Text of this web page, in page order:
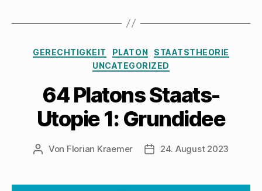
Kategorien
GERECHTIGKEIT PLATON
STAATSTHEORIE
UNCATEGORIZED
64 Platons Staats-
Utopie 1: Grundidee
Beitragsautor
Von Florian Kraemer Veröffentlichungsdatum
24. August 2023